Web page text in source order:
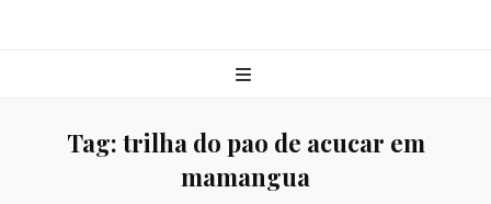
Tag: trilha do pao de acucar em
mamangua